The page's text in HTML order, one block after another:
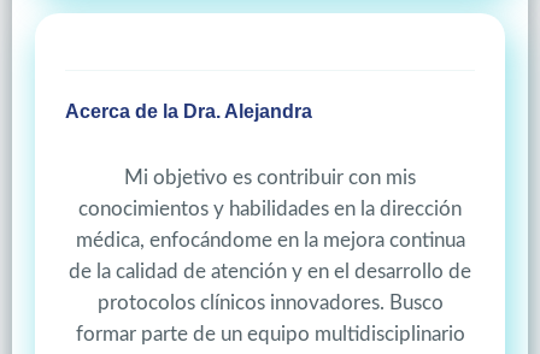
Acerca de la Dra. Alejandra
Mi objetivo es contribuir con mis
conocimientos y habilidades en la dirección
médica, enfocándome en la mejora continua
de la calidad de atención y en el desarrollo de
protocolos clínicos innovadores. Busco
formar parte de un equipo multidisciplinario